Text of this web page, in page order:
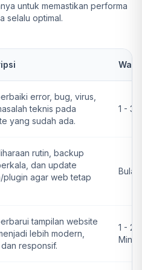
untuk memastikan performa
selalu optimal.
error, bug, virus,
teknis pada
yang sudah ada.
1 - 3
rutin, backup
dan update
plugin agar web tetap
tampilan website
lebih modern,
responsif.
1 - 2